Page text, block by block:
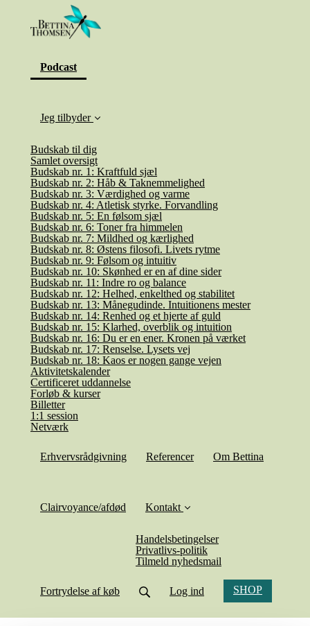
Podcast(current)
Jeg tilbyder
Budskab til dig
Samlet oversigt
Budskab nr. 1: Kraftfuld sjæl
Budskab nr. 2: Håb & Taknemmelighed
Budskab nr. 3: Værdighed og varme
Budskab nr. 4: Atletisk styrke. Forvandling
Budskab nr. 5: En følsom sjæl
Budskab nr. 6: Toner fra himmelen
Budskab nr. 7: Mildhed og kærlighed
Budskab nr. 8: Østens filosofi. Livets rytme
Budskab nr. 9: Følsom og intuitiv
Budskab nr. 10: Skønhed er en af dine sider
Budskab nr. 11: Indre ro og balance
Budskab nr. 12: Helhed, enkelthed og stabilitet
Budskab nr. 13: Månegudinde. Intuitionens mester
Budskab nr. 14: Renhed og et hjerte af guld
Budskab nr. 15: Klarhed, overblik og intuition
Budskab nr. 16: Du er en ener. Kronen på værket
Budskab nr. 17: Renselse. Lysets vej
Budskab nr. 18: Kaos er nogen gange vejen
Aktivitetskalender
Certificeret uddannelse
Forløb & kurser
Billetter
1:1 session
Netværk
Erhvervsrådgivning Referencer Om Bettina
Clairvoyance/afdød Kontakt
Handelsbetingelser
Privatlivs-politik
Tilmeld nyhedsmail
Fortrydelse af køb Log ind SHOP